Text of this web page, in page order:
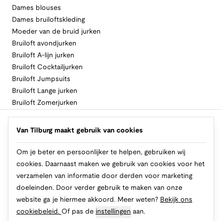
Dames blouses
Dames bruiloftskleding
Moeder van de bruid jurken
Bruiloft avondjurken
Bruiloft A-lijn jurken
Bruiloft Cocktailjurken
Bruiloft Jumpsuits
Bruiloft Lange jurken
Bruiloft Zomerjurken
Volg Van Tilburg
Makkelijk en veilig betalen
Van Tilburg maakt gebruik van cookies
Om je beter en persoonlijker te helpen, gebruiken wij
cookies. Daarnaast maken we gebruik van cookies voor het
verzamelen van informatie door derden voor marketing
doeleinden. Door verder gebruik te maken van onze
website ga je hiermee akkoord. Meer weten? Bekijk ons
cookiebeleid. Of pas de instellingen aan.